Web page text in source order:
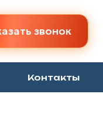
звонок
Контакты